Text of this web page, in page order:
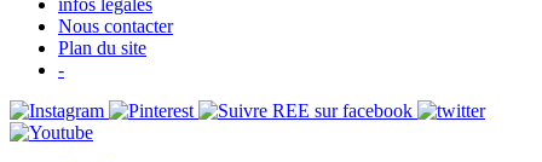
infos légales
Nous contacter
Plan du site
-